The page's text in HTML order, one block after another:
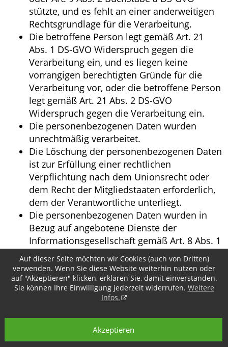
stützte, und es fehlt an einer anderweitigen
Rechtsgrundlage für die Verarbeitung.
Die betroffene Person legt gemäß Art. 21
Abs. 1 DS-GVO Widerspruch gegen die
Verarbeitung ein, und es liegen keine
vorrangigen berechtigten Gründe für die
Verarbeitung vor, oder die betroffene Person
legt gemäß Art. 21 Abs. 2 DS-GVO
Widerspruch gegen die Verarbeitung ein.
Die personenbezogenen Daten wurden
unrechtmäßig verarbeitet.
Die Löschung der personenbezogenen Daten
ist zur Erfüllung einer rechtlichen
Verpflichtung nach dem Unionsrecht oder
dem Recht der Mitgliedstaaten erforderlich,
dem der Verantwortliche unterliegt.
Die personenbezogenen Daten wurden in
Bezug auf angebotene Dienste der
Informationsgesellschaft gemäß Art. 8 Abs. 1
DS-GVO erhoben.
Sofern einer der oben genannten Gründe zutrifft
und eine betroffene Person die Löschung von
personenbezogenen Daten, die bei der LIMA
veranlassen möchte, kann sie sich hierzu
jederzeit an einen Mitarbeiter des für die
Auf dieser Seite möchten wir Cookies (auch von Dritten)
verwenden. Wenn Sie diese Website weiterhin nutzen oder
auf "Akzeptieren" klicken, erklären Sie, damit einverstanden.
Sie können Ihre Einwilligung jederzeit widerrufen. Weitere
Infos.
Akzeptieren